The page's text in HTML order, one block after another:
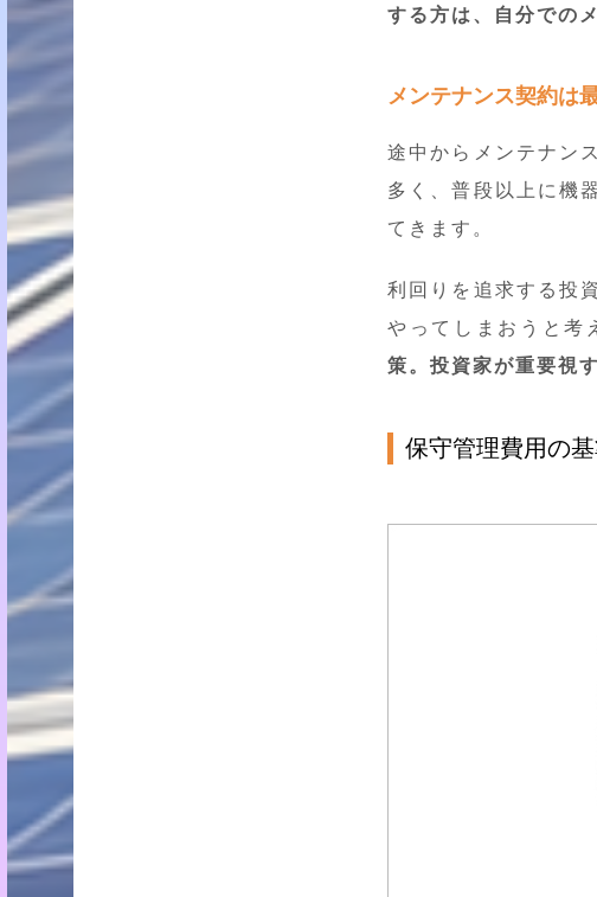
する方は、自分での
メンテナンス契約は
途中からメンテナン
多く、普段以上に機
てきます。
利回りを追求する投
やってしまおうと考
策。投資家が重要視
保守管理費用の